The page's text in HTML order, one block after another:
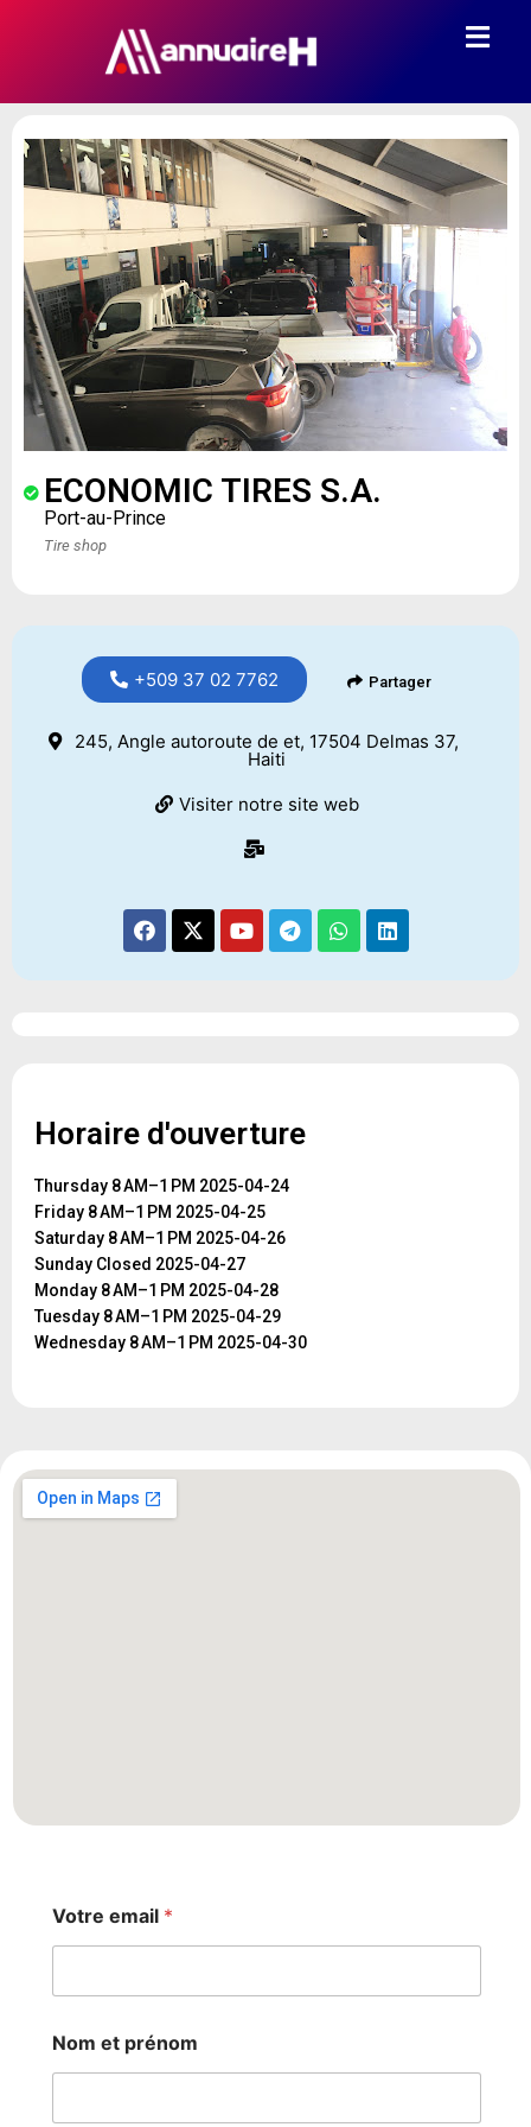
ECONOMIC TIRES S.A.
Port-au-Prince
Tire shop
+509 37 02 7762 Partager
245, Angle autoroute de et, 17504 Delmas 37,
Haiti
Visiter notre site web
Horaire d'ouverture
Thursday 8 AM–1 PM 2025-04-24
Friday 8 AM–1 PM 2025-04-25
Saturday 8 AM–1 PM 2025-04-26
Sunday Closed 2025-04-27
Monday 8 AM–1 PM 2025-04-28
Tuesday 8 AM–1 PM 2025-04-29
Wednesday 8 AM–1 PM 2025-04-30
Votre email *
m
a
l
Nom et prénom